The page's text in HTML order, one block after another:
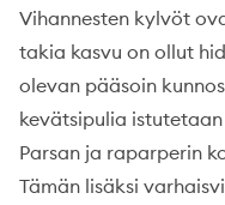
Vihannesten kylvöt
takia kasvu on ollut
olevan pääsoin
kevätsipulia
Parsan ja raparperin
Tämän lisäksi